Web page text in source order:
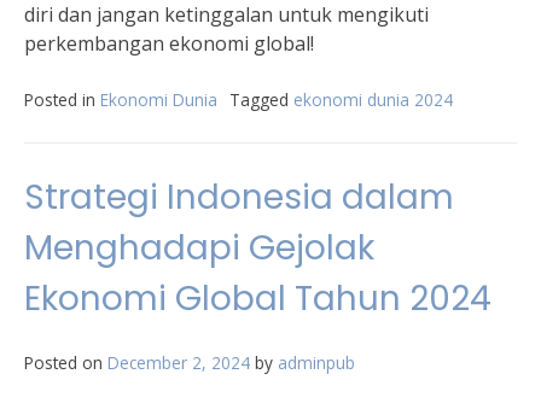
diri dan jangan ketinggalan untuk mengikuti
perkembangan ekonomi global!
Posted in Ekonomi Dunia Tagged ekonomi dunia 2024
Strategi Indonesia dalam
Menghadapi Gejolak
Ekonomi Global Tahun 2024
Posted on December 2, 2024 by adminpub